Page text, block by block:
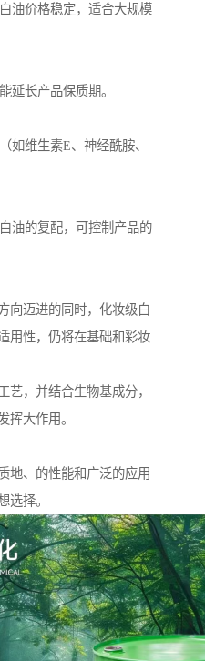
油价格稳定，适合大规模
延长产品保质期。
如维生素E、神经酰胺、
油的复配，可控制产品的
向迈进的同时，化妆级白
用性，仍将在基础和彩妆
艺，并结合生物基成分，
挥大作用。
地、的性能和广泛的应用
选择。